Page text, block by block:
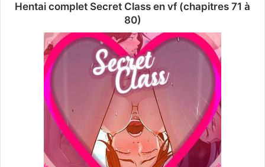
Hentai complet Secret Class en vf (chapitres 71 à
80)